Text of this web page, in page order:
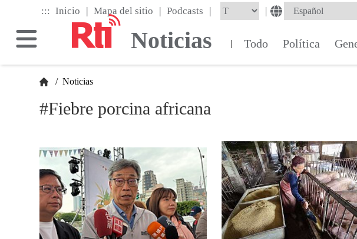
main
content
::: Inicio | Mapa del sitio | Podcasts | |
Noticias | Todo Política
/ Noticias
#Fiebre porcina africana